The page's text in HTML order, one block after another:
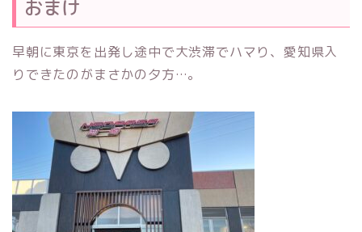
おまけ
早朝に東京を出発し途中で大渋滞でハマり、愛知県入
りできたのがまさかの夕方…。